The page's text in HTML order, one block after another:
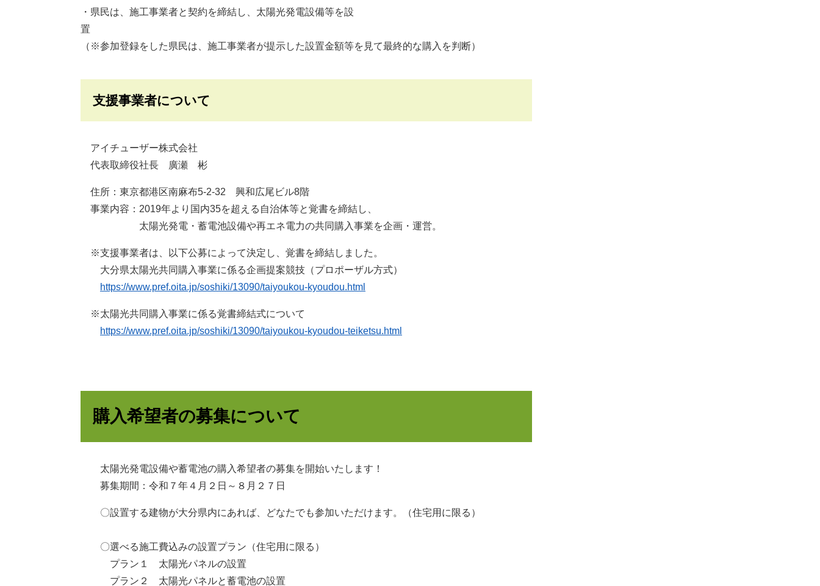
・県民は、施工事業者と契約を締結し、太陽光発電設備等を設
置
（※参加登録をした県民は、施工事業者が提示した設置金額等を見て最終的な購入を判断）
支援事業者について
アイチューザー株式会社
代表取締役社長 廣瀬 彬
住所：東京都港区南麻布5-2-32 興和広尾ビル8階
事業内容：2019年より国内35を超える自治体等と覚書を締結し、
太陽光発電・蓄電池設備や再エネ電力の共同購入事業を企画・運営。
※支援事業者は、以下公募によって決定し、覚書を締結しました。
​ 大分県太陽光共同購入事業に係る企画提案競技（プロポーザル方式）
https://www.pref.oita.jp/soshiki/13090/taiyoukou-kyoudou.html
※太陽光共同購入事業に係る覚書締結式について
https://www.pref.oita.jp/soshiki/13090/taiyoukou-kyoudou-teiketsu.html
購入希望者の募集について
太陽光発電設備や蓄電池の購入希望者の募集を開始いたします！
募集期間：令和７年４月２日～８月２７日
〇設置する建物が大分県内にあれば、どなたでも参加いただけます。（住宅用に限る）
〇選べる施工費込みの設置プラン（住宅用に限る）
プラン１ 太陽光パネルの設置
プラン２ 太陽光パネルと蓄電池の設置